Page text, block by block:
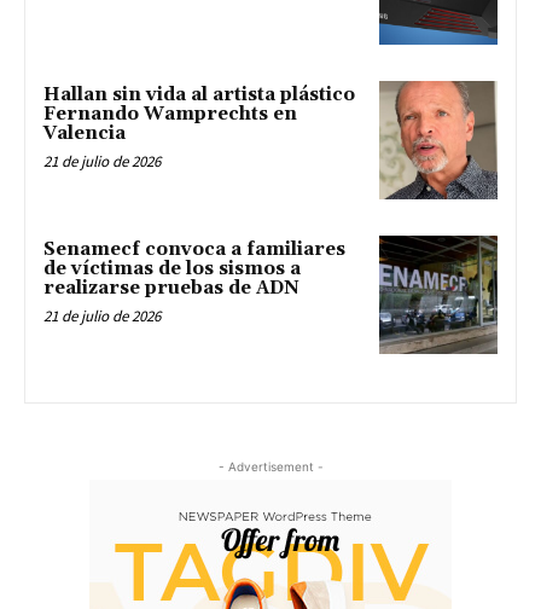
Hallan sin vida al artista plástico
Fernando Wamprechts en
Valencia
21 de julio de 2026
Senamecf convoca a familiares
de víctimas de los sismos a
realizarse pruebas de ADN
21 de julio de 2026
- Advertisement -